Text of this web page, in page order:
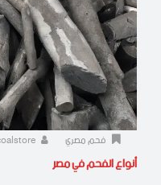
فحم مصري
أنواع الفحم في مصر